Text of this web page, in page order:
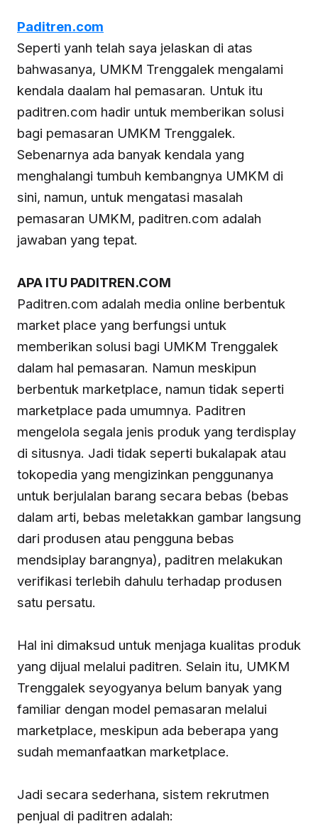
Paditren.com
Seperti yanh telah saya jelaskan di atas
bahwasanya, UMKM Trenggalek mengalami
kendala daalam hal pemasaran. Untuk itu
paditren.com hadir untuk memberikan solusi
bagi pemasaran UMKM Trenggalek.
Sebenarnya ada banyak kendala yang
menghalangi tumbuh kembangnya UMKM di
sini, namun, untuk mengatasi masalah
pemasaran UMKM, paditren.com adalah
jawaban yang tepat.
APA ITU PADITREN.COM
Paditren.com adalah media online berbentuk
market place yang berfungsi untuk
memberikan solusi bagi UMKM Trenggalek
dalam hal pemasaran. Namun meskipun
berbentuk marketplace, namun tidak seperti
marketplace pada umumnya. Paditren
mengelola segala jenis produk yang terdisplay
di situsnya. Jadi tidak seperti bukalapak atau
tokopedia yang mengizinkan penggunanya
untuk berjulalan barang secara bebas (bebas
dalam arti, bebas meletakkan gambar langsung
dari produsen atau pengguna bebas
mendsiplay barangnya), paditren melakukan
verifikasi terlebih dahulu terhadap produsen
satu persatu.
Hal ini dimaksud untuk menjaga kualitas produk
yang dijual melalui paditren. Selain itu, UMKM
Trenggalek seyogyanya belum banyak yang
familiar dengan model pemasaran melalui
marketplace, meskipun ada beberapa yang
sudah memanfaatkan marketplace.
Jadi secara sederhana, sistem rekrutmen
penjual di paditren adalah: